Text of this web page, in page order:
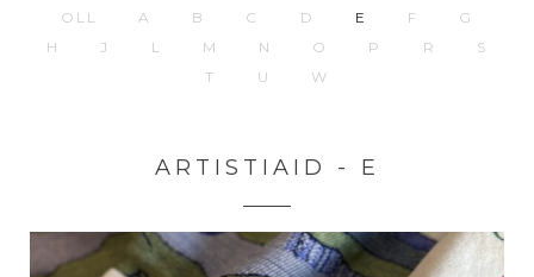
OLL A B C D E F
G
H
J L M N O P R
S
T
U W
ARTISTIAID - E